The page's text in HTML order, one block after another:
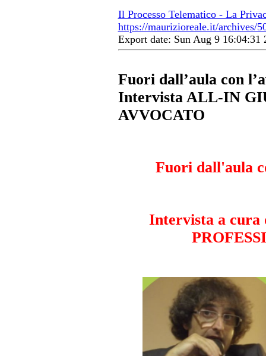
Il Processo Telematico - La
https://maurizioreale.it/archives/
Export date: Sun Aug 9 16:04:31
Fuori dall’aula con
Intervista ALL-IN
AVVOCATO
Fuori dall'aula
Intervista a